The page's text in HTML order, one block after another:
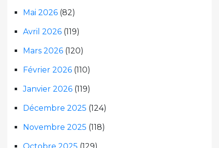
Mai 2026 (82)
Avril 2026 (119)
Mars 2026 (120)
Février 2026 (110)
Janvier 2026 (119)
Décembre 2025 (124)
Novembre 2025 (118)